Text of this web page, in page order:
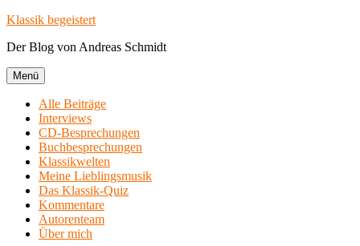
Zum
springen
Klassik begeistert
Der Blog von Andreas Schmidt
Menü
Alle Beiträge
Interviews
CD-Besprechungen
Buchbesprechungen
Klassikwelten
Meine Lieblingsmusik
Das Klassik-Quiz
Kommentare
Autorenteam
Über mich